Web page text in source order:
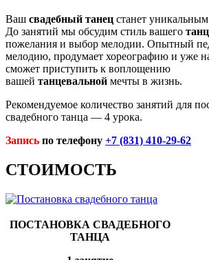
Ваш свадебный танец станет
До занятий мы обсудим стиль вашего
пожелания и выбор мелодии. Опытный
мелодию, продумает хореографию и уже
сможет приступить к воплощению
вашей танцевальной мечты в жизнь.
Рекомендуемое количество занятий для
свадебного танца — 4 урока.
Запись по телефону +7 (831) 410-29-62
СТОИМОСТЬ
ПОСТАНОВКА СВАДЕБНОГО
ТАНЦА